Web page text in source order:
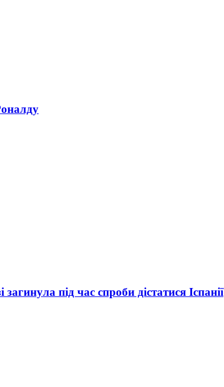
під час спроби дістатися Іспанії